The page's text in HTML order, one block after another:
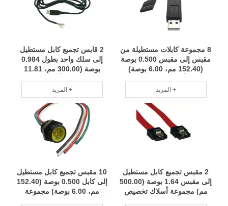
2 قابس تجميع كابل مستطيل
إلى سلك واحد بطول 0.984
بوصة (300.00 مم، 11.81
الدفعة الصغيرة فريق محترف
RCD
المزيد +
8 مجموعة كابلات مستطيلة من
مقبس إلى مقبس 0.500 بوصة
(152.40 مم، 6.00 بوصة)
الصغيرة فريق محترف RCD
المزيد +
10 مقبس تجميع كابل مستطيل
إلى كابل 0.500 بوصة (152.40
مم، 6.00 بوصة) مجموعة
2 مقبس تجميع كابل مستطيل
إلى مقبس 1.64 بوصة (500.00
مم) مجموعة أسلاك تخصيص